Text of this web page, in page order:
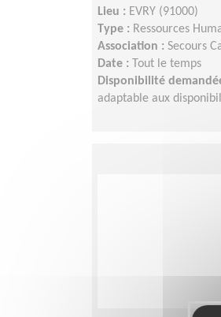
Lieu : EVRY (91000)
Type : Ressources
Association : Secours
Date : Tout le temps
Disponibilité
adaptable aux